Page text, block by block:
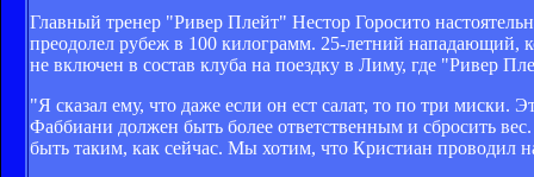
Главный тренер "Ривер Плейт" Нестор Горосито
преодолел рубеж в 100 килограмм. 25-летний нападающий,
не включен в состав клуба на поездку в Лиму, где "Ривер
"Я сказал ему, что даже если он ест салат, то по три миски.
Фаббиани должен быть более ответственным и сбросить
быть таким, как сейчас. Мы хотим, что Кристиан проводил